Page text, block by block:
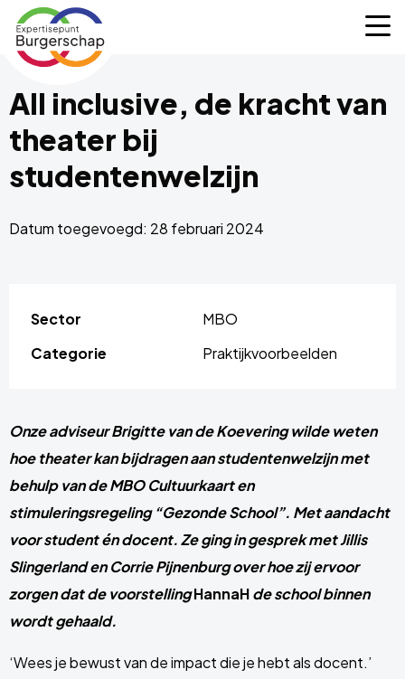
Expertisepunt
Burgerschap
All inclusive, de kracht van
theater bij
studentenwelzijn
Datum toegevoegd: 28 februari 2024
Sector
MBO
Categorie
Praktijkvoorbeelden
Onze adviseur Brigitte van de Koevering wilde weten
hoe theater kan bijdragen aan studentenwelzijn met
behulp van de MBO Cultuurkaart en
stimuleringsregeling“Gezonde School”. Met aandacht
voor student én docent. Ze ging in gesprek met Jillis
Slingerland en Corrie Pijnenburg over hoe zij ervoor
zorgen dat de voorstellingHannaHde school binnen
wordt gehaald.
‘Wees je bewust van de impact die je hebt als docent.’